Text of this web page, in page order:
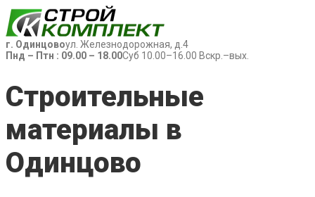
г. Одинцовоул. Железнодорожная, д.4
Пнд – Птн : 09.00 – 18.00Суб 10.00–16.00 Вскр.–вых.
Строительные
материалы в
Одинцово